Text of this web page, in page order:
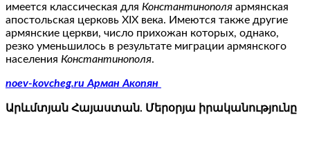
имеется классическая для Константинополя армянская
апостольская церковь XIX века. Имеются также другие
армянские церкви, число прихожан которых, однако,
резко уменьшилось в результате миграции армянского
населения Константинополя.
noev-kovcheg.ru Арман Акопян
Արևմտյան Հայաստան. Մերօրյա իրականությունը